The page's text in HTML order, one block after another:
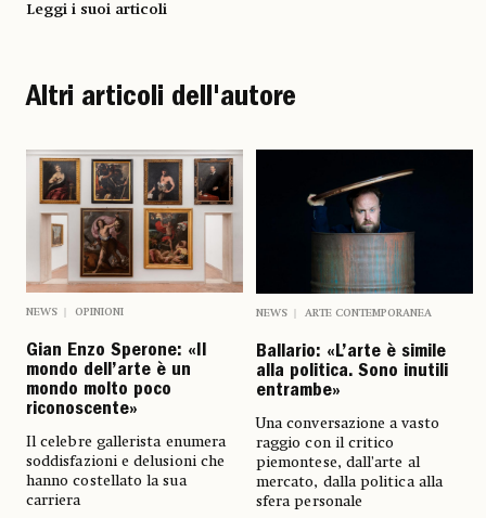
Leggi i suoi articoli
Altri articoli dell'autore
NEWS OPINIONI
Gian Enzo Sperone: «Il
mondo dell’arte è un
mondo molto poco
riconoscente»
Il celebre gallerista enumera
soddisfazioni e delusioni che
hanno costellato la sua
carriera
NEWS ARTE CONTEMPORANEA
Ballario: «L’arte è simile
alla politica. Sono inutili
entrambe»
Una conversazione a vasto
raggio con il critico
piemontese, dall’arte al
mercato, dalla politica alla
sfera personale